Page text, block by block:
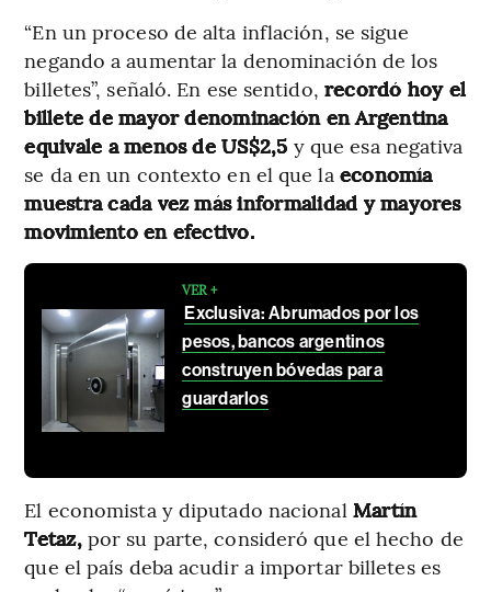
“En un proceso de alta inflación, se sigue
negando a aumentar la denominación de los
billetes”, señaló. En ese sentido, recordó hoy el
billete de mayor denominación en Argentina
equivale a menos de US$2,5 y que esa negativa
se da en un contexto en el que la economía
muestra cada vez más informalidad y mayores
movimiento en efectivo.
VER +
Exclusiva: Abrumados por los
pesos, bancos argentinos
construyen bóvedas para
guardarlos
El economista y diputado nacional Martín
Tetaz,por su parte, consideró que el hecho de
que el país deba acudir a importar billetes es